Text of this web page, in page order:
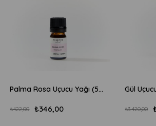
Palma Rosa Uçucu Yağı (5 ml)
₺346,00
₺422,00
Gül
₺3.420,00